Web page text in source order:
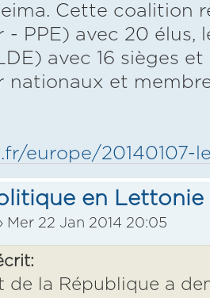
Cette coalition
- PPE) avec 20 élus,
avec 16 sièges
nationaux et
europe/20140107-
en Lettonie
Mer 22 Jan 2014 20:05
de la République a